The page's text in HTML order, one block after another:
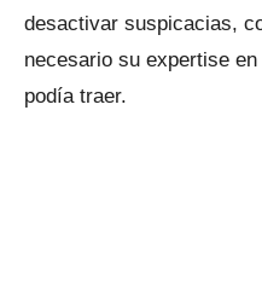
desactivar suspicacias,
necesario su expertise
podía traer.